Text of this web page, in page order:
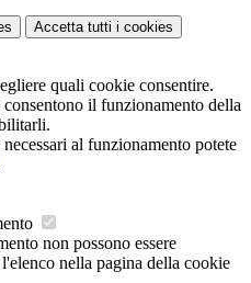
Accetta tutti i cookies
quali cookie consentire.
il funzionamento della
al funzionamento potete
non possono essere
nella pagina della cookie